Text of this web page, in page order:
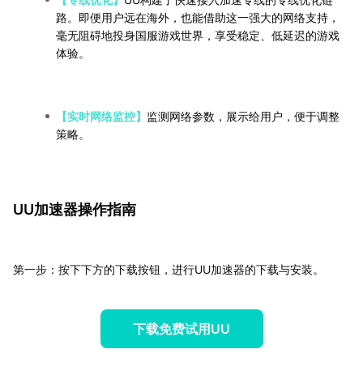
路。即便用户远在海外，也能借助这一强大的网络支持，
毫无阻碍地投身国服游戏世界，享受稳定、低延迟的游戏
体验。
【实时网络监控】 监测网络参数，展示给用户，便于调整
策略。
UU加速器操作指南
第一步：按下下方的下载按钮，进行UU加速器的下载与安装。
下载免费试用UU